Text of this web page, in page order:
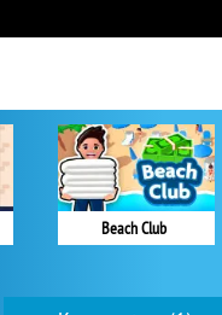
Beach Club